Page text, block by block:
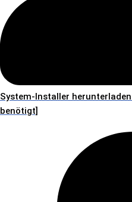
System-Installer
benötigt]